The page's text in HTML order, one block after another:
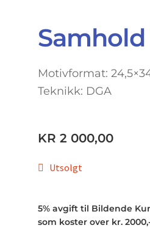
Samhold
Motivformat:
Teknikk: DGA
KR 2 000,00
Utsolgt
5% avgift til Bildende
som koster over kr.